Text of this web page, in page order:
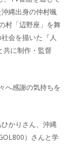
縄出身の仲村颯
村「辺野座」を舞
会を描いた『人
共に制作・監督
へ感謝の気持ちを
かりさん、沖縄
）さんと学